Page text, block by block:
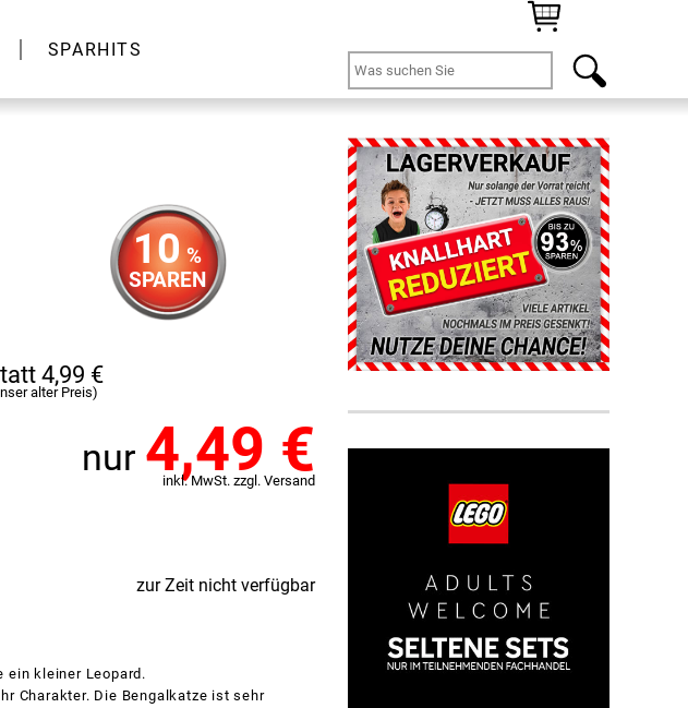
SPARHITS
10 %
SPAREN
4,99 €
alter Preis)
nur 4,49 €
inkl. MwSt. zzgl. Versand
zur Zeit nicht verfügbar
ein kleiner Leopard.
Charakter. Die Bengalkatze ist sehr